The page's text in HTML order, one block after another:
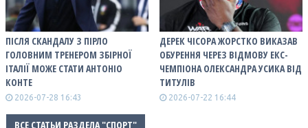
ПІСЛЯ СКАНДАЛУ З ПІРЛО
ГОЛОВНИМ ТРЕНЕРОМ ЗБІРНОЇ
ІТАЛІЇ МОЖЕ СТАТИ АНТОНІО
КОНТЕ
2026-07-28 16:43
ДЕРЕК ЧІСОРА ЖОРСТКО ВИКАЗАВ
ОБУРЕННЯ ЧЕРЕЗ ВІДМОВУ ЕКС-
ЧЕМПІОНА ОЛЕКСАНДРА УСИКА ВІД
ТИТУЛІВ
2026-07-22 16:44
ВСЕ СТАТЬИ РАЗДЕЛА "СПОРТ"